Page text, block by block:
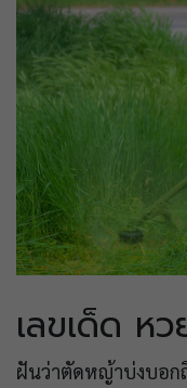
เลขเด็ด ห
ฝันว่าตัดหญ้าบ่งบอก